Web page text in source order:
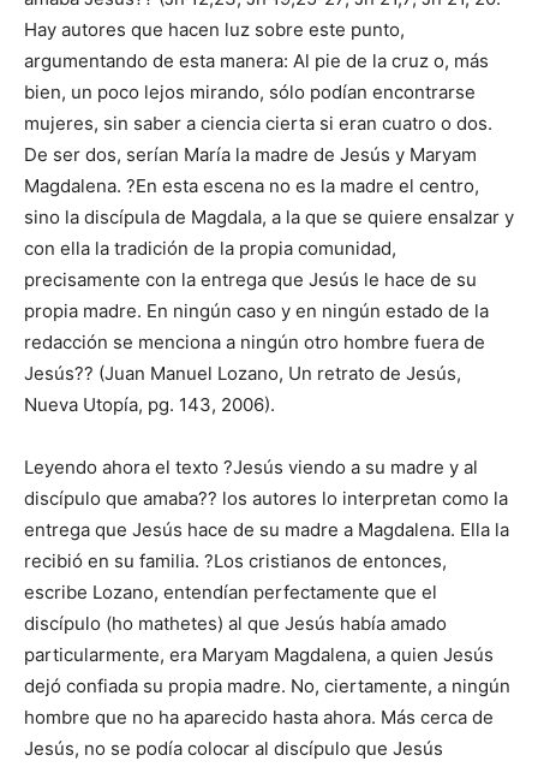
Hay autores que hacen luz sobre este punto,
argumentando de esta manera: Al pie de la cruz o, más
bien, un poco lejos mirando, sólo podían encontrarse
mujeres, sin saber a ciencia cierta si eran cuatro o dos.
De ser dos, serían María la madre de Jesús y Maryam
Magdalena. ?En esta escena no es la madre el centro,
sino la discípula de Magdala, a la que se quiere ensalzar y
con ella la tradición de la propia comunidad,
precisamente con la entrega que Jesús le hace de su
propia madre. En ningún caso y en ningún estado de la
redacción se menciona a ningún otro hombre fuera de
Jesús?? (Juan Manuel Lozano, Un retrato de Jesús,
Nueva Utopía, pg. 143, 2006).
Leyendo ahora el texto ?Jesús viendo a su madre y al
discípulo que amaba?? los autores lo interpretan como la
entrega que Jesús hace de su madre a Magdalena. Ella la
recibió en su familia. ?Los cristianos de entonces,
escribe Lozano, entendían perfectamente que el
discípulo (ho mathetes) al que Jesús había amado
particularmente, era Maryam Magdalena, a quien Jesús
dejó confiada su propia madre. No, ciertamente, a ningún
hombre que no ha aparecido hasta ahora. Más cerca de
Jesús, no se podía colocar al discípulo que Jesús